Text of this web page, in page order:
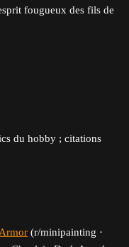
fougueux des fils de
du hobby ; citations
(r/minipainting ·